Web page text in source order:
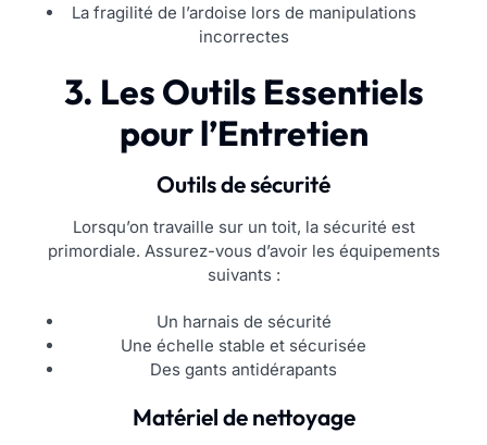
La fragilité de l’ardoise lors de manipulations
incorrectes
3. Les Outils Essentiels
pour l’Entretien
Outils de sécurité
Lorsqu’on travaille sur un toit, la sécurité est
primordiale. Assurez-vous d’avoir les équipements
suivants :
Un harnais de sécurité
Une échelle stable et sécurisée
Des gants antidérapants
Matériel de nettoyage